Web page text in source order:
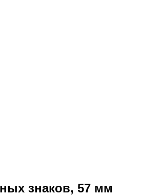
знаков, 57 мм